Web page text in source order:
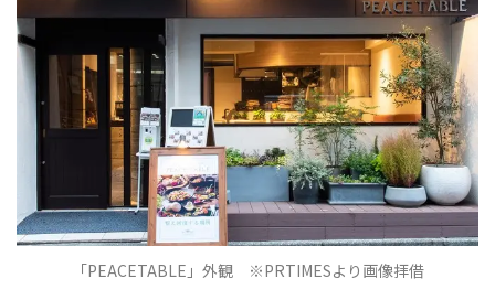
「PEACETABLE」外観 ※PRTIMESより画像拝借